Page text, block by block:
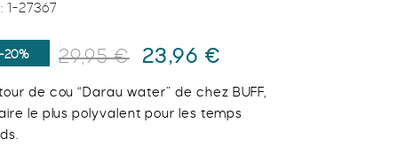
1-27367
-20% 29,95€
Le
initial
était :
23,96 €
actuel
est :
de cou “Darau water” de chez BUFF
le plus polyvalent pour les temps